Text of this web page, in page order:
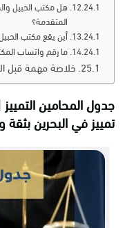
هل مكتب الحبيل
المتقدمة؟
أين يقع مكتب
ما رقم واتساب
خلاصة مهمة قبل
تمييز في البحرين